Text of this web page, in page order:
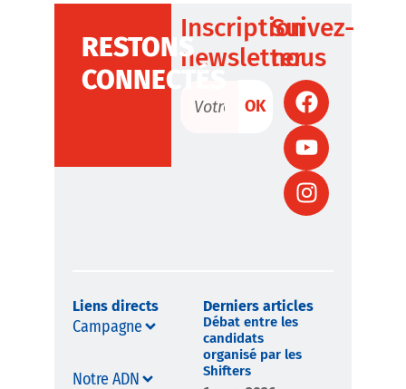
Inscription
newsletter
OK
Suivez-
nous
RESTONS
CONNECTÉS
Liens directs
Campagne
Notre ADN
Derniers articles
Débat entre les
candidats
organisé par les
Shifters